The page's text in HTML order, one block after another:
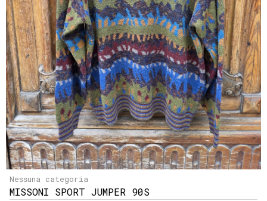
Nessuna categoria
MISSONI SPORT JUMPER 90S